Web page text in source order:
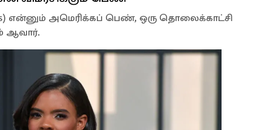
என்னும் அமெரிக்கப் பெண், ஒரு தொலைக்காட்சி
ஆவார்.